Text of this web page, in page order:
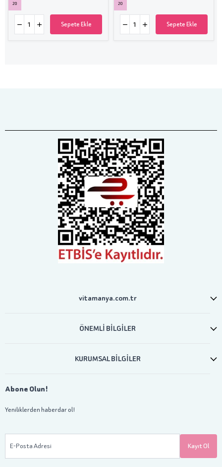
20
Sepete Ekle
20
Sepete Ekle
vitamanya.com.tr
ÖNEMLİ BİLGİLER
KURUMSAL BİLGİLER
Abone Olun!
Yeniliklerden haberdar ol!
E-Posta Adresi Kayıt Ol